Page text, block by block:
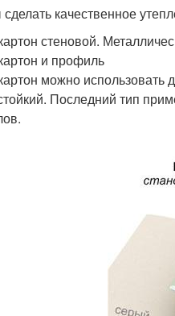
качественное
стеновой.
и профиль
можно использовать
Последний тип